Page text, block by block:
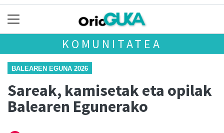
KOMUNITATEA
BALEAREN EGUNA 2026
Sareak, kamisetak eta opilak
Balearen Egunerako